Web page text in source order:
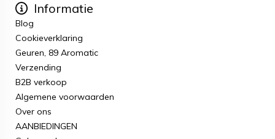
Informatie
Blog
Cookieverklaring
Geuren, 89 Aromatic
Verzending
B2B verkoop
Algemene voorwaarden
Over ons
AANBIEDINGEN